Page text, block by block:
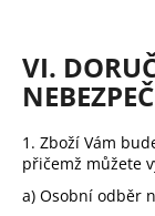
VI.
1. Zboží Vám
přičemž můžete
a) Osobní odběr